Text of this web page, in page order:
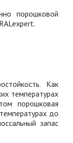
порошковой
Как
температурах
порошковая
до
запас